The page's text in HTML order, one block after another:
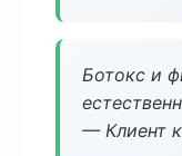
Ботокс и
— Клиент